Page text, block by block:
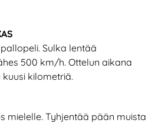
Sulka lentää
500 km/h. Ottelun aikana
kilometriä.
mielelle. Tyhjentää pään muista